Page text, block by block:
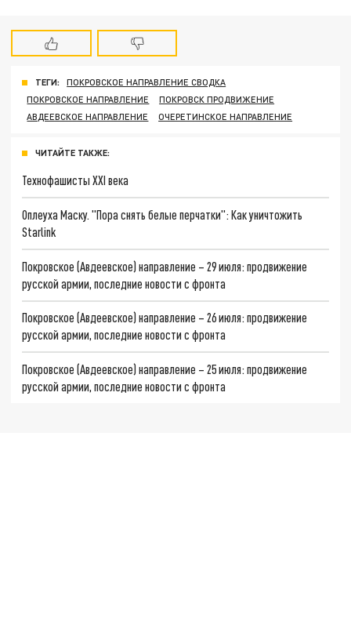
ТЕГИ:
ПОКРОВСКОЕ НАПРАВЛЕНИЕ СВОДКА
ПОКРОВСКОЕ НАПРАВЛЕНИЕ
ПОКРОВСК ПРОДВИЖЕНИЕ
АВДЕЕВСКОЕ НАПРАВЛЕНИЕ
ОЧЕРЕТИНСКОЕ НАПРАВЛЕНИЕ
ЧИТАЙТЕ ТАКЖЕ:
Технофашисты XXI века
Оплеуха Маску. "Пора снять белые перчатки": Как уничтожить
Starlink
Покровское (Авдеевское) направление – 29 июля: продвижение
русской армии, последние новости с фронта
Покровское (Авдеевское) направление – 26 июля: продвижение
русской армии, последние новости с фронта
Покровское (Авдеевское) направление – 25 июля: продвижение
русской армии, последние новости с фронта